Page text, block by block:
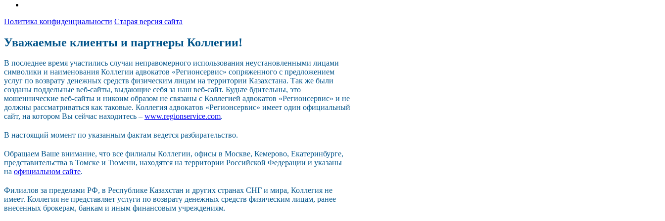
Политика конфиденциальности Старая версия сайта
Уважаемые клиенты и партнеры Коллегии!
В последнее время участились случаи неправомерного использования неустановленными лицами
символики и наименования Коллегии адвокатов «Регионсервис» сопряженного с предложением
услуг по возврату денежных средств физическим лицам на территории Казахстана. Так же были
созданы поддельные веб-сайты, выдающие себя за наш веб-сайт. Будьте бдительны, это
мошеннические веб-сайты и никоим образом не связаны с Коллегией адвокатов «Регионсервис» и не
должны рассматриваться как таковые. Коллегия адвокатов «Регионсервис» имеет один официальный
сайт, на котором Вы сейчас находитесь – www.regionservice.com.
В настоящий момент по указанным фактам ведется разбирательство.
Обращаем Ваше внимание, что все филиалы Коллегии, офисы в Москве, Кемерово, Екатеринбурге,
представительства в Томске и Тюмени, находятся на территории Российской Федерации и указаны
на официальном сайте.
Филиалов за пределами РФ, в Республике Казахстан и других странах СНГ и мира, Коллегия не
имеет. Коллегия не представляет услуги по возврату денежных средств физическим лицам, ранее
внесенных брокерам, банкам и иным финансовым учреждениям.